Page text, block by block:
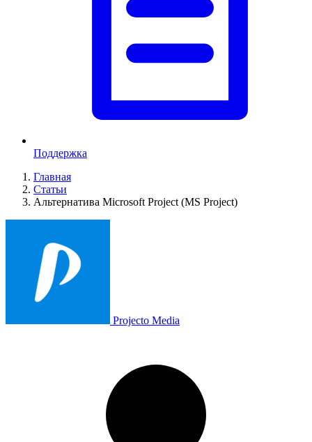
Поддержка
Главная
Статьи
Альтернатива Microsoft Project (MS Project)
Projecto Media